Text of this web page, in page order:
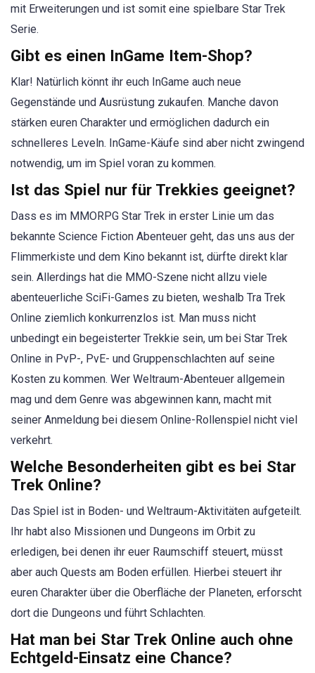
mit Erweiterungen und ist somit eine spielbare Star Trek
Serie.
Gibt es einen InGame Item-Shop?
Klar! Natürlich könnt ihr euch InGame auch neue
Gegenstände und Ausrüstung zukaufen. Manche davon
stärken euren Charakter und ermöglichen dadurch ein
schnelleres Leveln. InGame-Käufe sind aber nicht zwingend
notwendig, um im Spiel voran zu kommen.
Ist das Spiel nur für Trekkies geeignet?
Dass es im MMORPG Star Trek in erster Linie um das
bekannte Science Fiction Abenteuer geht, das uns aus der
Flimmerkiste und dem Kino bekannt ist, dürfte direkt klar
sein. Allerdings hat die MMO-Szene nicht allzu viele
abenteuerliche SciFi-Games zu bieten, weshalb Tra Trek
Online ziemlich konkurrenzlos ist. Man muss nicht
unbedingt ein begeisterter Trekkie sein, um bei Star Trek
Online in PvP-, PvE- und Gruppenschlachten auf seine
Kosten zu kommen. Wer Weltraum-Abenteuer allgemein
mag und dem Genre was abgewinnen kann, macht mit
seiner Anmeldung bei diesem Online-Rollenspiel nicht viel
verkehrt.
Welche Besonderheiten gibt es bei Star
Trek Online?
Das Spiel ist in Boden- und Weltraum-Aktivitäten aufgeteilt.
Ihr habt also Missionen und Dungeons im Orbit zu
erledigen, bei denen ihr euer Raumschiff steuert, müsst
aber auch Quests am Boden erfüllen. Hierbei steuert ihr
euren Charakter über die Oberfläche der Planeten, erforscht
dort die Dungeons und führt Schlachten.
Hat man bei Star Trek Online auch ohne
Echtgeld-Einsatz eine Chance?